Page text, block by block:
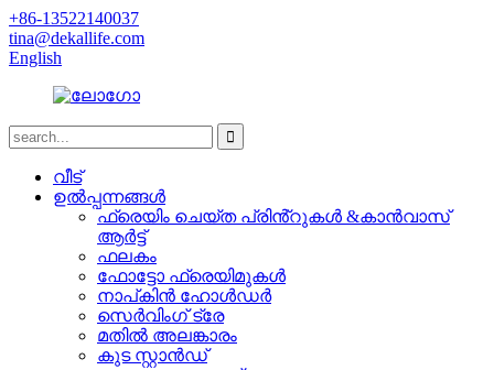
+86-13522140037
tina@dekallife.com
English
വീട്
ഉൽപ്പന്നങ്ങൾ
ഫ്രെയിം ചെയ്ത പ്രിൻ്റുകൾ &കാൻവാസ്
ആർട്ട്
ഫലകം
ഫോട്ടോ ഫ്രെയിമുകൾ
നാപ്കിൻ ഹോൾഡർ
സെർവിംഗ് ട്രേ
മതിൽ അലങ്കാരം
കുട സ്റ്റാൻഡ്